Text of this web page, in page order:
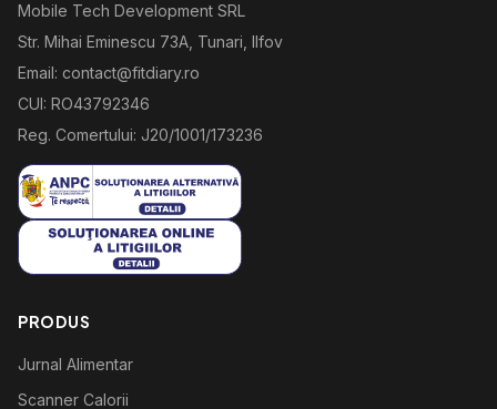
Mobile Tech Development SRL
Str. Mihai Eminescu 73A, Tunari, Ilfov
Email: contact@fitdiary.ro
CUI: RO43792346
Reg. Comertului: J20/1001/173236
PRODUS
Jurnal Alimentar
Scanner Calorii